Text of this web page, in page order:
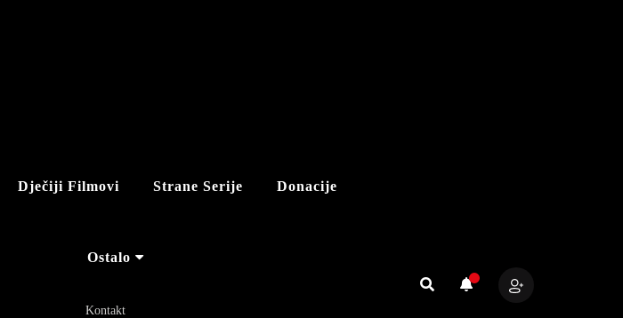
Dječiji Filmovi Strane Serije Donacije
Ostalo
Kontakt